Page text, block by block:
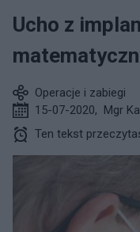
Ucho z
Operacje i zabiegi
15-07-2020, Mgr
Ten tekst